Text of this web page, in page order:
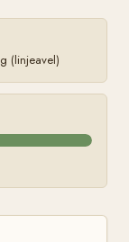
(linjeavel)